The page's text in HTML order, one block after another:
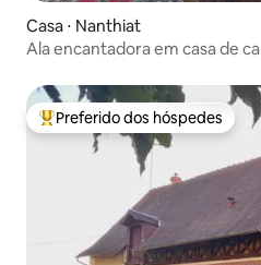
Casa ⋅ Nanthiat
Ala encantadora em casa de
Entre os melhores preferidos
Preferido dos hóspedes